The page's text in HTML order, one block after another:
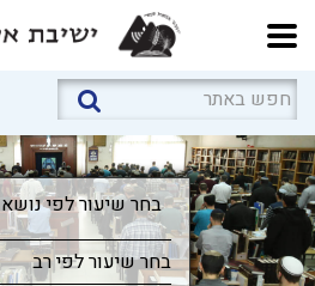
בחר שיעור לפי נושא
בחר שיעור לפי נושא
בחר שיעור לפי רב